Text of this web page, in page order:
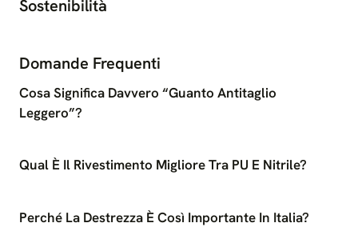
Sostenibilità
Domande Frequenti
Cosa Significa Davvero “guanto Antitaglio
Leggero”?
Qual È Il Rivestimento Migliore Tra PU E Nitrile?
Perché La Destrezza È Così Importante In Italia?